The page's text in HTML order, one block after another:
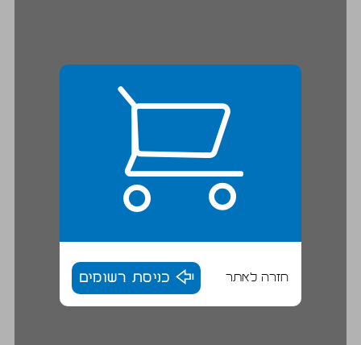
חזרה לאתר כניסת רשומים